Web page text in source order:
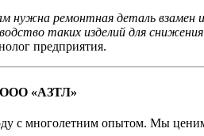
нужна ремонтная деталь взамен
таких изделий для
предприятия.
ООО «АЗТЛ»
с многолетним опытом. Мы